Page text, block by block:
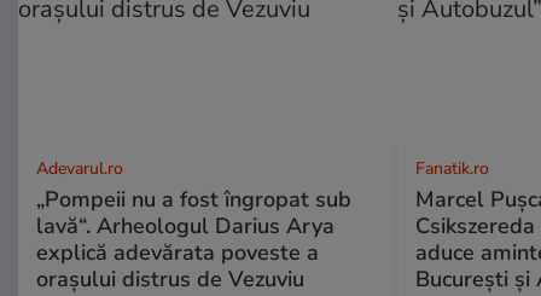
Adevarul.ro
„Pompeii nu a fost îngropat sub
lavă“. Arheologul Darius Arya
explică adevărata poveste a
orașului distrus de Vezuviu
Fanatik.ro
Marcel
aduce
București și